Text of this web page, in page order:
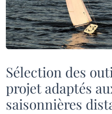
Sélection des
projet adaptés
saisonnières